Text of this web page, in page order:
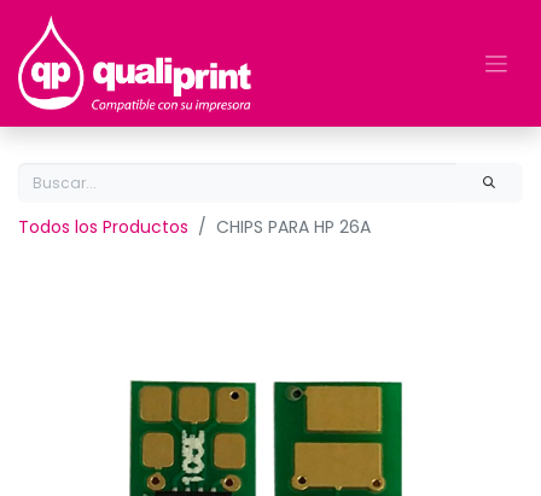
Todos los Productos CHIPS PARA HP 26A